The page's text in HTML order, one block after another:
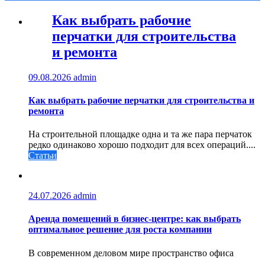
Как выбрать рабочие
перчатки для строительства
и ремонта
09.08.2026 admin
Как выбрать рабочие перчатки для строительства и
ремонта
На строительной площадке одна и та же пара перчаток
редко одинаково хорошо подходит для всех операций....
Статьи
24.07.2026 admin
Аренда помещений в бизнес‑центре: как выбрать
оптимальное решение для роста компании
В современном деловом мире пространство офиса